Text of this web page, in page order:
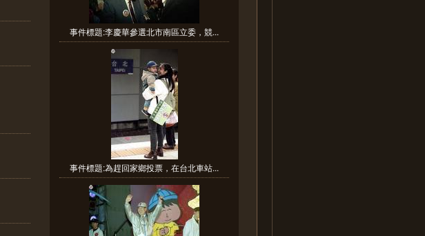
事件標題:李慶華參選北市南區立委，競...
事件標題:為趕回家鄉投票，在台北車站...